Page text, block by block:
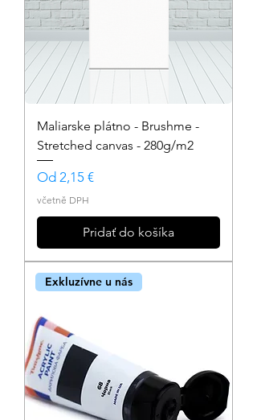
Maliarske plátno - Brushme -
Stretched canvas - 280g/m2
Od 2,15 €
Zvýhodněná cena
včetně DPH
Pridať do košíka
Exkluzívne u nás